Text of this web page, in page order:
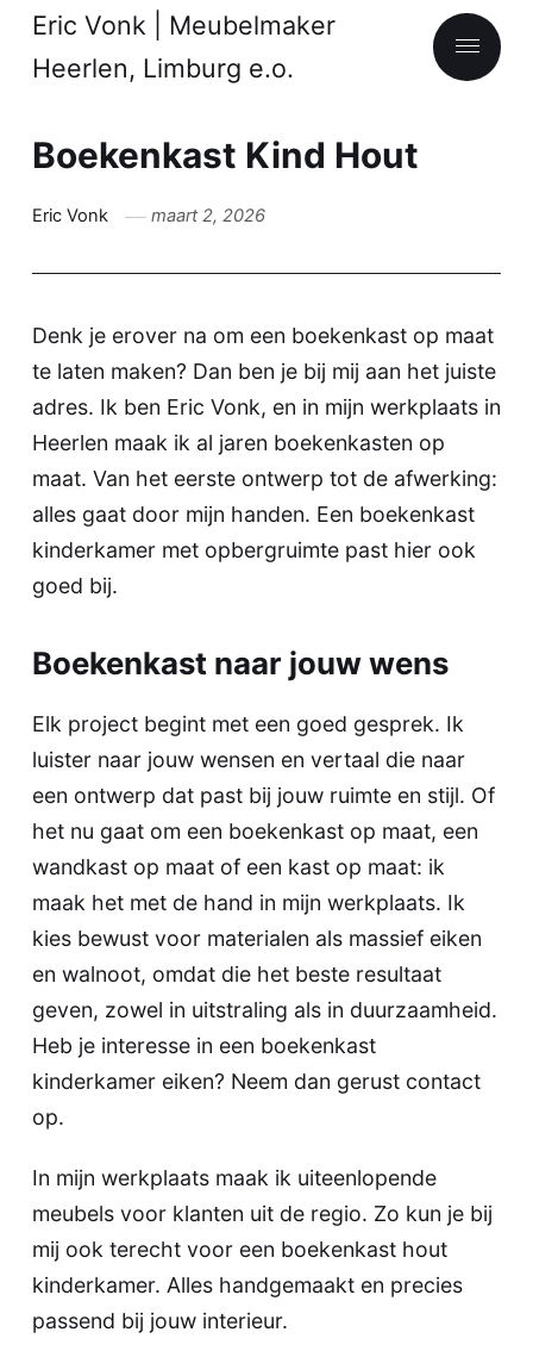
Eric Vonk | Meubelmaker
Heerlen, Limburg e.o.
Boekenkast Kind Hout
Eric Vonk maart 2, 2026
Denk je erover na om een boekenkast op maat
te laten maken? Dan ben je bij mij aan het juiste
adres. Ik ben Eric Vonk, en in mijn werkplaats in
Heerlen maak ik al jaren boekenkasten op
maat. Van het eerste ontwerp tot de afwerking:
alles gaat door mijn handen. Een boekenkast
kinderkamer met opbergruimte past hier ook
goed bij.
Boekenkast naar jouw wens
Elk project begint met een goed gesprek. Ik
luister naar jouw wensen en vertaal die naar
een ontwerp dat past bij jouw ruimte en stijl. Of
het nu gaat om een boekenkast op maat, een
wandkast op maatof een kast op maat: ik
maak het met de hand in mijn werkplaats. Ik
kies bewust voor materialen als massief eiken
en walnoot, omdat die het beste resultaat
geven, zowel in uitstraling als in duurzaamheid.
Heb je interesse in een boekenkast
kinderkamer eiken? Neem dan gerust contact
op.
In mijn werkplaats maak ik uiteenlopende
meubels voor klanten uit de regio. Zo kun je bij
mij ook terecht voor een boekenkast hout
kinderkamer. Alles handgemaakt en precies
passend bij jouw interieur.